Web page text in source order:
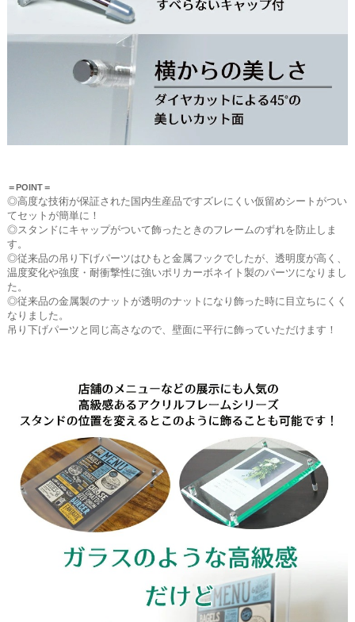
＝POINT＝
◎高度な技術が保証された国内生産品ですズレにくい仮留めシートがつい
てセットが簡単に！
◎スタンドにキャップがついて飾ったときのフレームのずれを防止しま
す。
◎従来品の吊り下げパーツはひもと金属フックでしたが、透明度が高く、
温度変化や強度・耐衝撃性に強いポリカーボネイト製のパーツになりまし
た。
◎従来品の金属製のナットが透明のナットになり飾った時に目立ちにくく
なりました。
吊り下げパーツと同じ高さなので、壁面に平行に飾っていただけます！